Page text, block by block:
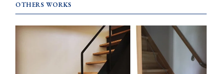
OTHERS WORKS